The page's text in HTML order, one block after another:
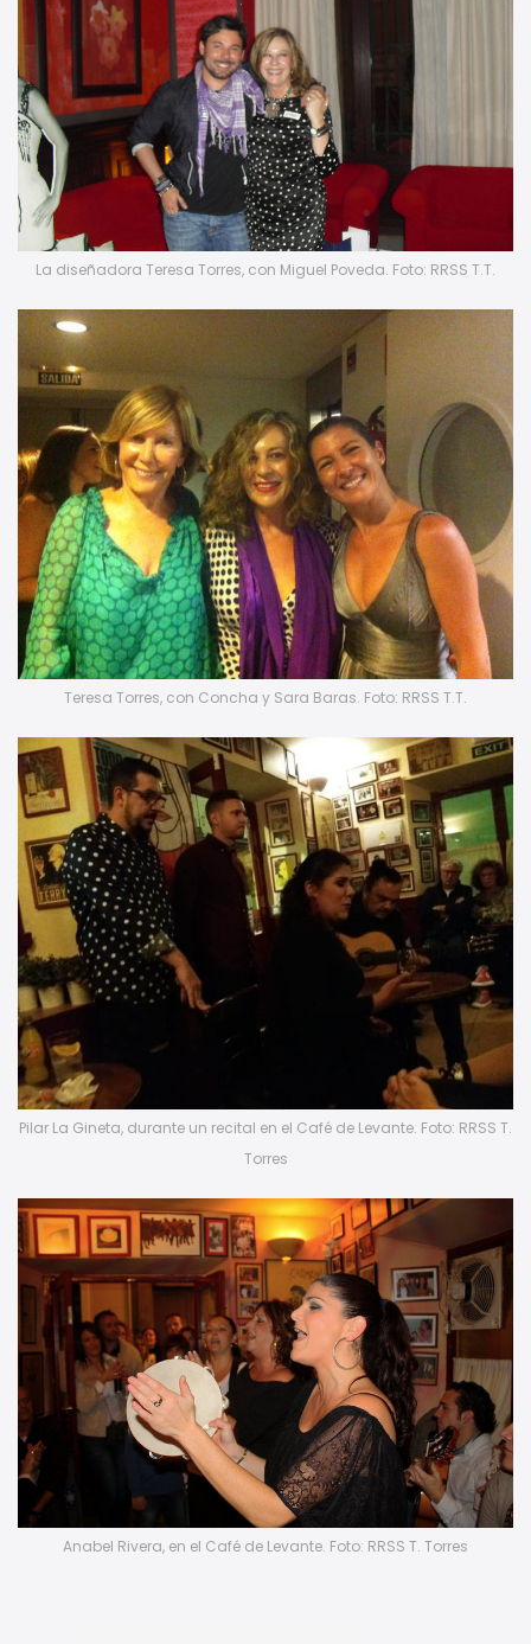
La diseñadora Teresa Torres, con Miguel Poveda. Foto: RRSS T.T.
Teresa Torres, con Concha y Sara Baras. Foto: RRSS T.T.
Pilar La Gineta, durante un recital en el Café de Levante. Foto: RRSS T.
Torres
Anabel Rivera, en el Café de Levante. Foto: RRSS T. Torres